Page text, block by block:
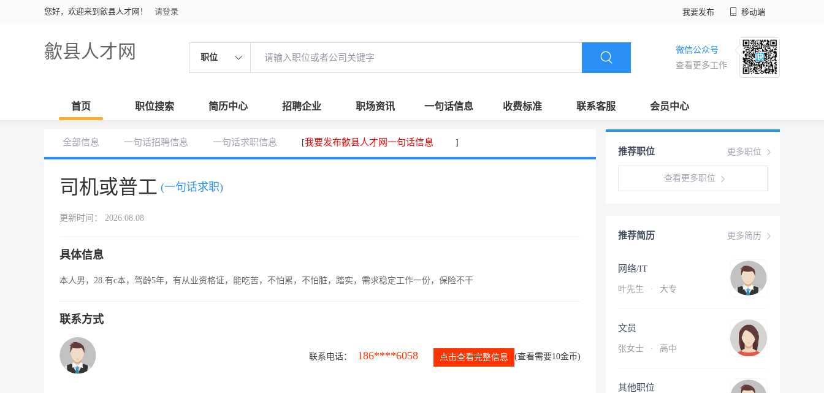
您好，欢迎来到歙县人才网！ 请登录 我要发布 移动端
歙县人才网 职位
微信公众号
查看更多工作
首页 职位搜索 简历中心 招聘企业 职场资讯 一句话信息 收费标准 联系客服 会员中心
全部信息 一句话招聘信息 一句话求职信息 [我要发布歙县人才网一句话信息 ]
司机或普工 (一句话求职)
更新时间： 2026.08.08
具体信息
本人男，28.有c本，驾龄5年，有从业资格证，能吃苦，不怕累，不怕脏，踏实，需求稳定工作一份，保险不干
联系方式
联系电话： 186****6058 点击查看完整信息 (查看需要10金币)
更多职位
推荐职位
查看更多职位
更多简历
推荐简历
网络/IT
叶先生 · 大专
文员
张女士 · 高中
其他职位